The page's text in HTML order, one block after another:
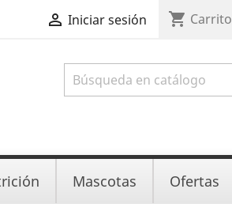
 Iniciar sesión shopping_cart Carrito
Mascotas Ofertas